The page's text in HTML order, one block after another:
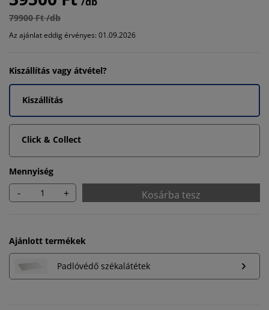
79900 Ft /db
Az ajánlat eddig érvényes: 01.09.2026
Kiszállítás vagy átvétel?
Kiszállítás
Click & Collect
Mennyiség
- + Kosárba tesz
Ajánlott termékek
Padlóvédő székalátétek